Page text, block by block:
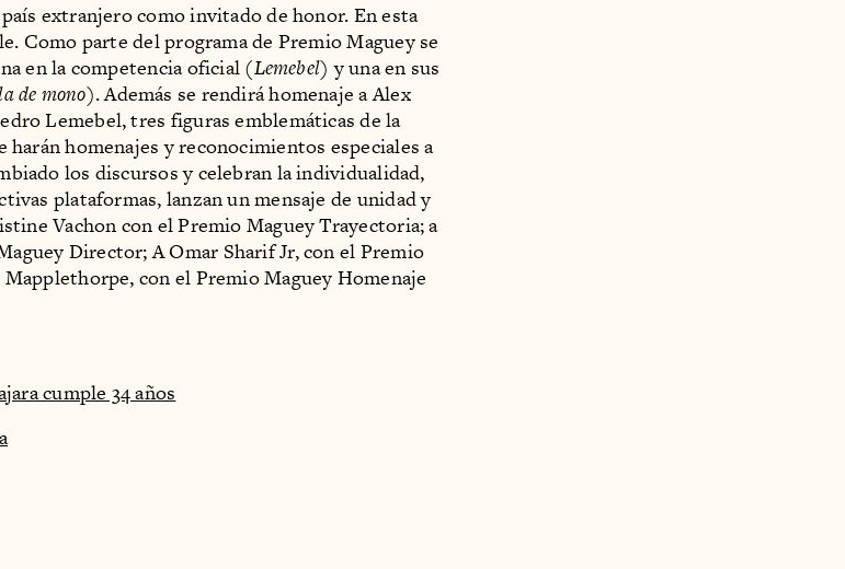
extranjero como invitado de honor. En esta
Como parte del programa de Premio Maguey se
en la competencia oficial (Lemebel) y una en sus
de mono). Además se rendirá homenaje a Alex
Lemebel, tres figuras emblemáticas de la
homenajes y reconocimientos especiales a
los discursos y celebran la individualidad,
plataformas, lanzan un mensaje de unidad y
Vachon con el Premio Maguey Trayectoria; a
Director; A Omar Sharif Jr, con el Premio
con el Premio Maguey Homenaje
cumple 34 años